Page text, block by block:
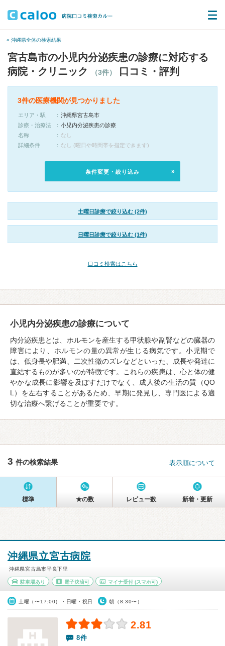
« 沖縄県全体の検索結果
宮古島市の小児内分泌疾患の診療に対応する
病院・クリニック
（3件） 口コミ・評判
3件の医療機関が見つかりました
エリア・駅
沖縄県宮古島市
診療・治療法
小児内分泌疾患の診療
名称
なし
詳細条件
なし (曜日や時間帯を指定できます)
条件変更・絞り込み
土曜日診療で絞り込む (2件)
日曜日診療で絞り込む (1件)
口コミ検索はこちら
小児内分泌疾患の診療について
内分泌疾患とは、ホルモンを産生する甲状腺や副腎などの臓器の
障害により、ホルモンの量の異常が生じる病気です。小児期で
は、低身長や肥満、二次性徴のズレなどといった、成長や発達に
直結するものが多いのが特徴です。これらの疾患は、心と体の健
やかな成長に影響を及ぼすだけでなく、成人後の生活の質（QO
L）を左右することがあるため、早期に発見し、専門医による適
切な治療へ繋げることが重要です。
3 件の検索結果 表示順について
標準 ★の数 レビュー数 新着・更新
沖縄県立宮古病院
沖縄県宮古島市平良下里
駐車場あり 電子決済可 マイナ受付 (スマホ可)
土曜（〜17:00）・日曜・祝日 朝（8:30〜）
2.81
8件